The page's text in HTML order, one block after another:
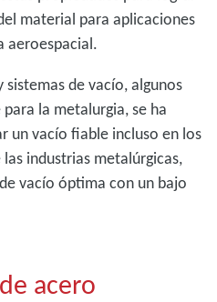
material para aplicaciones
aeroespacial.
de vacío, algunos
la metalurgia, se ha
un vacío fiable incluso en los
industrias metalúrgicas,
vacío óptima con un bajo
acero